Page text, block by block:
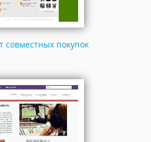
совместных покупок